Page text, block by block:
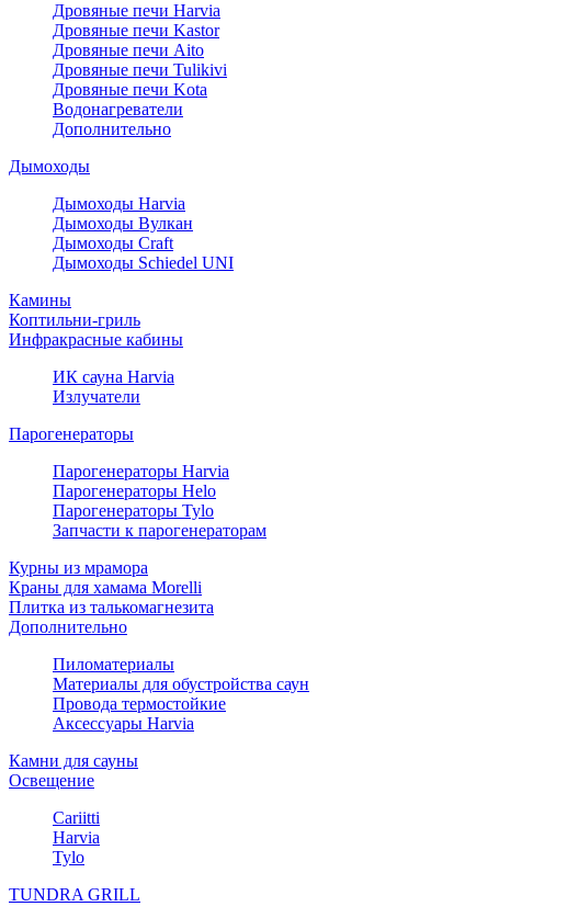
Дровяные печи Harvia
Дровяные печи Kastor
Дровяные печи Aito
Дровяные печи Tulikivi
Дровяные печи Kota
Водонагреватели
Дополнительно
Дымоходы
Дымоходы Harvia
Дымоходы Вулкан
Дымоходы Craft
Дымоходы Schiedel UNI
Камины
Коптильни-гриль
Инфракрасные кабины
ИК сауна Harvia
Излучатели
Парогенераторы
Парогенераторы Harvia
Парогенераторы Helo
Парогенераторы Tylo
Запчасти к парогенераторам
Курны из мрамора
Краны для хамама Morelli
Плитка из талькомагнезита
Дополнительно
Пиломатериалы
Материалы для обустройства саун
Провода термостойкие
Аксессуары Harvia
Камни для сауны
Освещение
Cariitti
Harvia
Tylo
TUNDRA GRILL